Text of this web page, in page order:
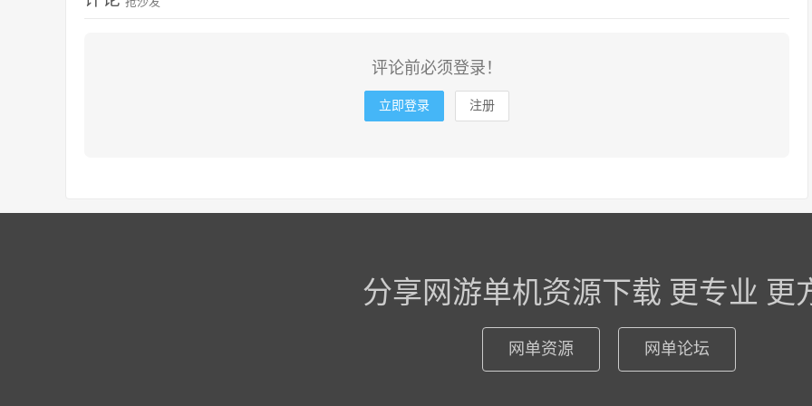
评论前必须登录！
立即登录 注册
分享网游单机资源下载 更专业 更
网单资源 网单论坛